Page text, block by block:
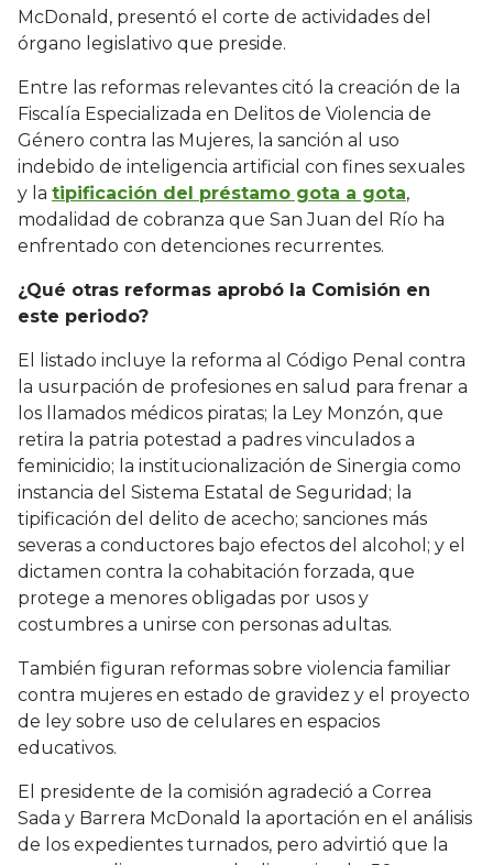
McDonald, presentó el corte de actividades del
órgano legislativo que preside.
Entre las reformas relevantes citó la creación de la
Fiscalía Especializada en Delitos de Violencia de
Género contra las Mujeres, la sanción al uso
indebido de inteligencia artificial con fines sexuales
y la tipificación del préstamo gota a gota,
modalidad de cobranza que San Juan del Río ha
enfrentado con detenciones recurrentes.
¿Qué otras reformas aprobó la Comisión en
este periodo?
El listado incluye la reforma al Código Penal contra
la usurpación de profesiones en salud para frenar a
los llamados médicos piratas; la Ley Monzón, que
retira la patria potestad a padres vinculados a
feminicidio; la institucionalización de Sinergia como
instancia del Sistema Estatal de Seguridad; la
tipificación del delito de acecho; sanciones más
severas a conductores bajo efectos del alcohol; y el
dictamen contra la cohabitación forzada, que
protege a menores obligadas por usos y
costumbres a unirse con personas adultas.
También figuran reformas sobre violencia familiar
contra mujeres en estado de gravidez y el proyecto
de ley sobre uso de celulares en espacios
educativos.
El presidente de la comisión agradeció a Correa
Sada y Barrera McDonald la aportación en el análisis
de los expedientes turnados, pero advirtió que la